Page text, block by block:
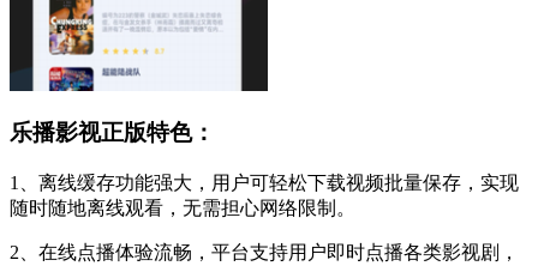
乐播影视正版特色：
1、离线缓存功能强大，用户可轻松下载视频批量保存，实现
随时随地离线观看，无需担心网络限制。
2、在线点播体验流畅，平台支持用户即时点播各类影视剧，